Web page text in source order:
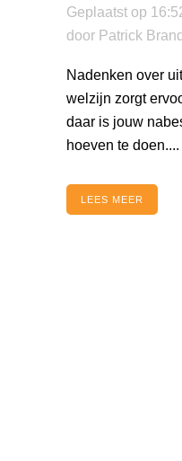
Geplaatst op
door Patrick
Nadenken over
welzijn zorgt
daar is jouw
hoeven te doen....
LEES MEER